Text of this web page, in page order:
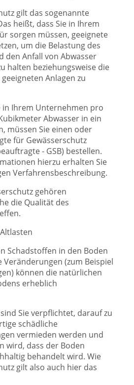
gilt das sogenannte
heißt, dass Sie in Ihrem
sorgen müssen, geeignete
um die Belastung des
den Anfall von Abwasser
halten beziehungsweise die
Anlagen zu
in Ihrem Unternehmen pro
Abwasser in ein
müssen Sie einen oder
für Gewässerschutz
- GSB) bestellen.
hierzu erhalten Sie
Verfahrensbeschreibung.
gehören
die Qualität des
Schadstoffen in den Boden
Veränderungen (zum Beispiel
können die natürlichen
erheblich
Sie verpflichtet, darauf zu
schädliche
vermieden werden und
wird, dass der Boden
behandelt wird. Wie
gilt also auch hier das